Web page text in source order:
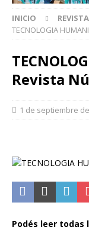
INICIO REVISTA
TECNOLOGIA
Revista
1 de septiembre
Podés leer todas